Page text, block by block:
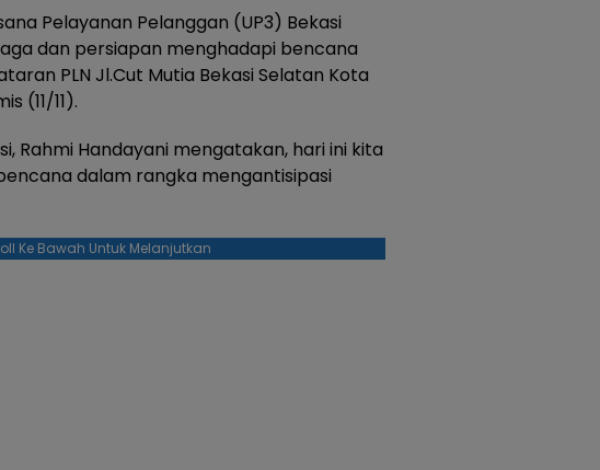
Pelayanan Pelanggan (UP3) Bekasi
dan persiapan menghadapi bencana
PLN Jl.Cut Mutia Bekasi Selatan Kota
(11/11).
Rahmi Handayani mengatakan, hari ini kita
dalam rangka mengantisipasi
Ke Bawah Untuk Melanjutkan